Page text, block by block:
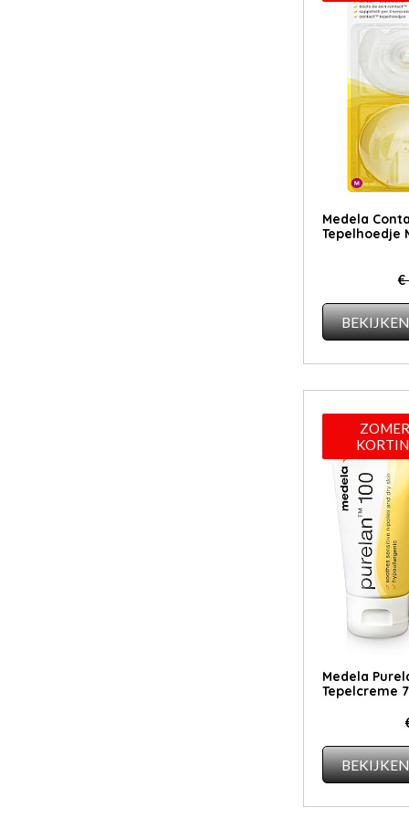
Medela
Tepelhoedje
€
Medela
Tepelcreme